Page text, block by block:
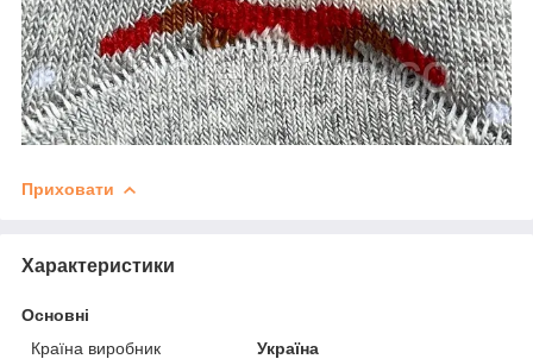
Приховати
Характеристики
Основні
Країна виробник
Україна